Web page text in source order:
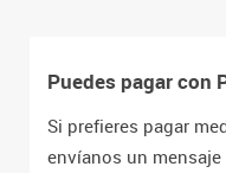
Puedes pagar con
Si prefieres pagar
envíanos un